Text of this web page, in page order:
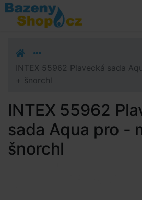
Přejít k navigaci
Přejít na obsah
Přejít k postrannímu sloupci
INTEX 55962 Plavecká sada
+ šnorchl
INTEX 55962
sada Aqua pro -
šnorchl